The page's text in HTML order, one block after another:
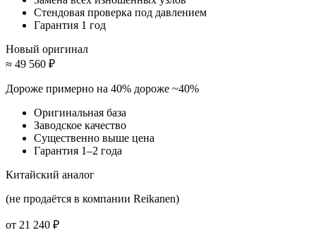
Стендовая проверка под давлением
Гарантия 1 год
Новый оригинал
≈ 49 560 ₽
Дороже примерно на 40% дороже ~40%
Оригинальная база
Заводское качество
Существенно выше цена
Гарантия 1–2 года
Китайский аналог
(не продаётся в компании Reikanen)
от 21 240 ₽